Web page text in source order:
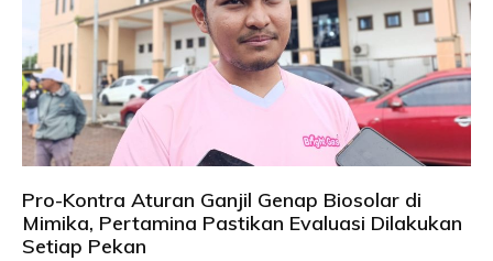
Pro-Kontra Aturan Ganjil Genap Biosolar di
Mimika, Pertamina Pastikan Evaluasi Dilakukan
Setiap Pekan